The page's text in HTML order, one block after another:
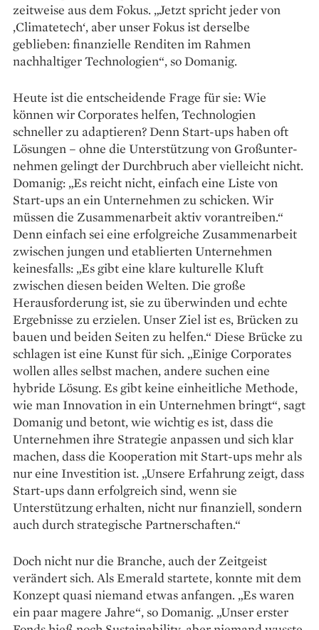
zeitweise aus dem ­Fokus. „Jetzt spricht jeder von
‚Climate­tech‘, aber unser ­Fokus ist derselbe
geblieben: finanzielle ­Renditen im Rahmen
nachhaltiger Technologien“, so Domanig.
Heute ist die entscheidende Frage für sie: Wie
können wir ­Corporates helfen, Technologien
schneller zu adaptieren? Denn Start-ups haben oft
Lösungen – ohne die ­Unterstützung von Großunter­
nehmen gelingt der Durchbruch aber vielleicht nicht.
Domanig: „Es reicht nicht, einfach eine Liste von
Start-ups an ein Unternehmen zu ­schicken. Wir
müssen die Zusammenarbeit ­aktiv vorantreiben.“
Denn einfach sei eine erfolgreiche Zusammenarbeit
zwischen jungen und etablierten Unternehmen
keinesfalls: „Es gibt eine klare kulturelle Kluft
zwischen diesen beiden Welten. Die große
Herausforderung ist, sie zu überwinden und echte
Ergebnisse zu erzielen. Unser Ziel ist es, Brücken zu
bauen und beiden Seiten zu helfen.“ Diese Brücke zu
schlagen ist eine Kunst für sich. „Einige Corporates
wollen alles selbst machen, andere suchen eine
hybride Lösung. Es gibt keine einheitliche Methode,
wie man Innovation in ein Unternehmen bringt“, sagt
Domanig und betont, wie wichtig es ist, dass die
Unternehmen ihre Strategie anpassen und sich klar
machen, dass die Kooperation mit Start-ups mehr als
nur eine Investition ist. „Unsere Erfahrung zeigt, dass
Start-ups dann erfolgreich sind, wenn sie
Unterstützung erhalten, nicht nur ­finanziell, sondern
auch durch stra­tegische Partnerschaften.“
Doch nicht nur die Branche, auch der Zeitgeist
verändert sich. Als Emerald startete, konnte mit dem
Konzept quasi niemand etwas anfangen. „Es waren
ein paar magere Jahre“, so Domanig. „Unser erster